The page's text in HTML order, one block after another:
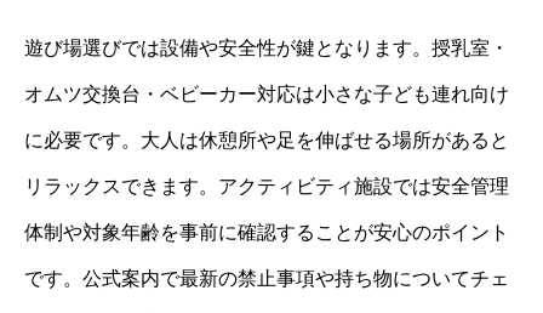
遊び場選びでは設備や安全性が鍵となります。授乳室・
オムツ交換台・ベビーカー対応は小さな子ども連れ向け
に必要です。大人は休憩所や足を伸ばせる場所があると
リラックスできます。アクティビティ施設では安全管理
体制や対象年齢を事前に確認することが安心のポイント
です。公式案内で最新の禁止事項や持ち物についてチェ